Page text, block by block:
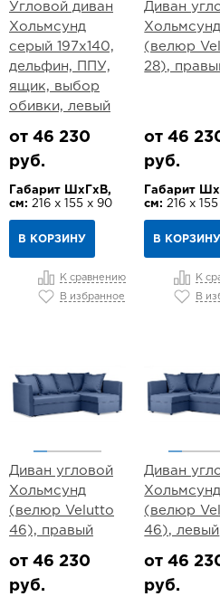
Угловой диван
Хольмсунд
серый 197х140,
дельфин, ППУ,
ящик, выбор
обивки, левый
от 46 230
руб.
Габарит ШхГхВ,
см: 216 х 155 х 90
В КОРЗИНУ
К сравнению
В избранное
Диван
Хольмсунд
(велюр
28),
от 46
руб.
Габарит
см: 216 х
В КОРЗИНУ
К
В
Диван угловой
Хольмсунд
(велюр Velutto
46), правый
от 46 230
руб.
Диван
Хольмсунд
(велюр
46), левый
от 46
руб.